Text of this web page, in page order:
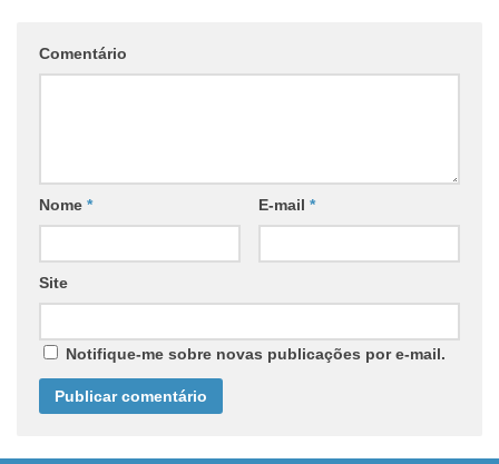
Comentário
Nome * E-mail *
Site
Notifique-me sobre novas publicações por e-mail.